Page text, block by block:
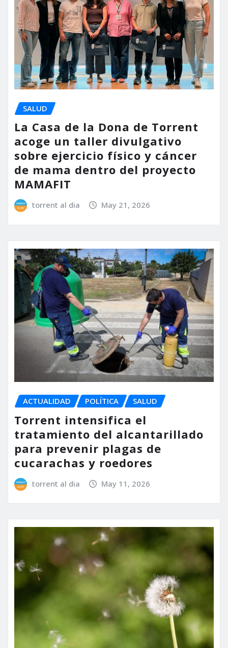
SALUD
La Casa de la Dona de Torrent
acoge un taller divulgativo
sobre ejercicio físico y cáncer
de mama dentro del proyecto
MAMAFIT
torrent al dia May 21, 2026
ACTUALIDAD POLÍTICA SALUD
Torrent intensifica el
tratamiento del alcantarillado
para prevenir plagas de
cucarachas y roedores
torrent al dia May 11, 2026